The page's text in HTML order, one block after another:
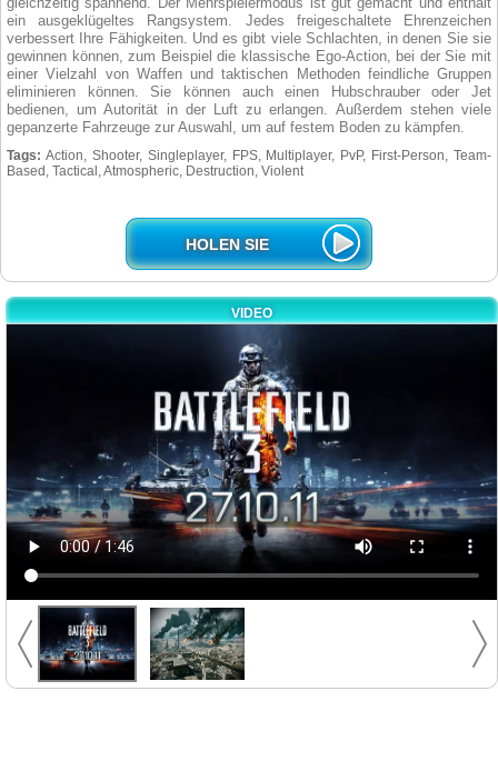
ein ausgeklügeltes Rangsystem. Jedes freigeschaltete Ehrenzeichen
verbessert Ihre Fähigkeiten. Und es gibt viele Schlachten, in denen Sie sie
gewinnen können, zum Beispiel die klassische Ego-Action, bei der Sie mit
einer Vielzahl von Waffen und taktischen Methoden feindliche Gruppen
eliminieren können. Sie können auch einen Hubschrauber oder Jet
bedienen, um Autorität in der Luft zu erlangen. Außerdem stehen viele
gepanzerte Fahrzeuge zur Auswahl, um auf festem Boden zu kämpfen.
Tags: Action, Shooter, Singleplayer, FPS, Multiplayer, PvP, First-Person, Team-
Based, Tactical, Atmospheric, Destruction, Violent
HOLEN SIE
VIDEO